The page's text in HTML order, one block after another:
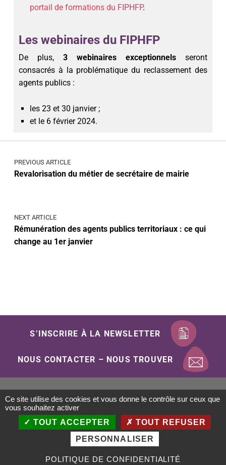
MENU
portail de formations du FIPHFP.
Les webinaires du FIPHFP
De plus, 3 webinaires exceptionnels seront
consacrés à la problématique du reclassement des
agents publics :
les 23 et 30 janvier ;
et le 6 février 2024.
PREVIOUS ARTICLE
Revalorisation du métier de secrétaire de mairie
NEXT ARTICLE
Rémunération des agents publics territoriaux : ce qui
change au 1er janvier
S’INSCRIRE À LA NEWSLETTER
NOUS CONTACTER – NOUS TROUVER
Mentions Légales
Politique de confidentialité
Gestion des cookies
Conception : Objectif-Multimedia.com / 2020
Ce site utilise des cookies et vous donne le contrôle sur ceux que
vous souhaitez activer
TOUT ACCEPTER
TOUT REFUSER
PERSONNALISER
POLITIQUE DE CONFIDENTIALITÉ